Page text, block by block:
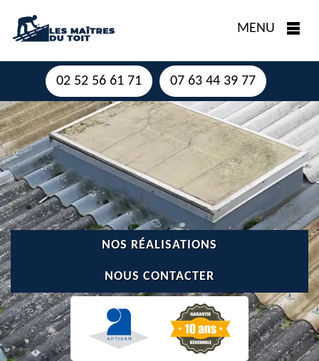
MENU
02 52 56 61 71 07 63 44 39 77
NOS RÉALISATIONS
NOUS CONTACTER